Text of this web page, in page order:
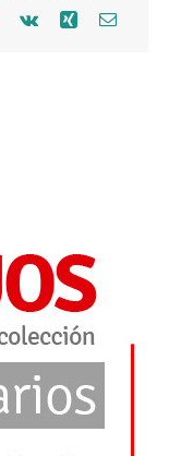
Pinterest
Vk Xing Correo